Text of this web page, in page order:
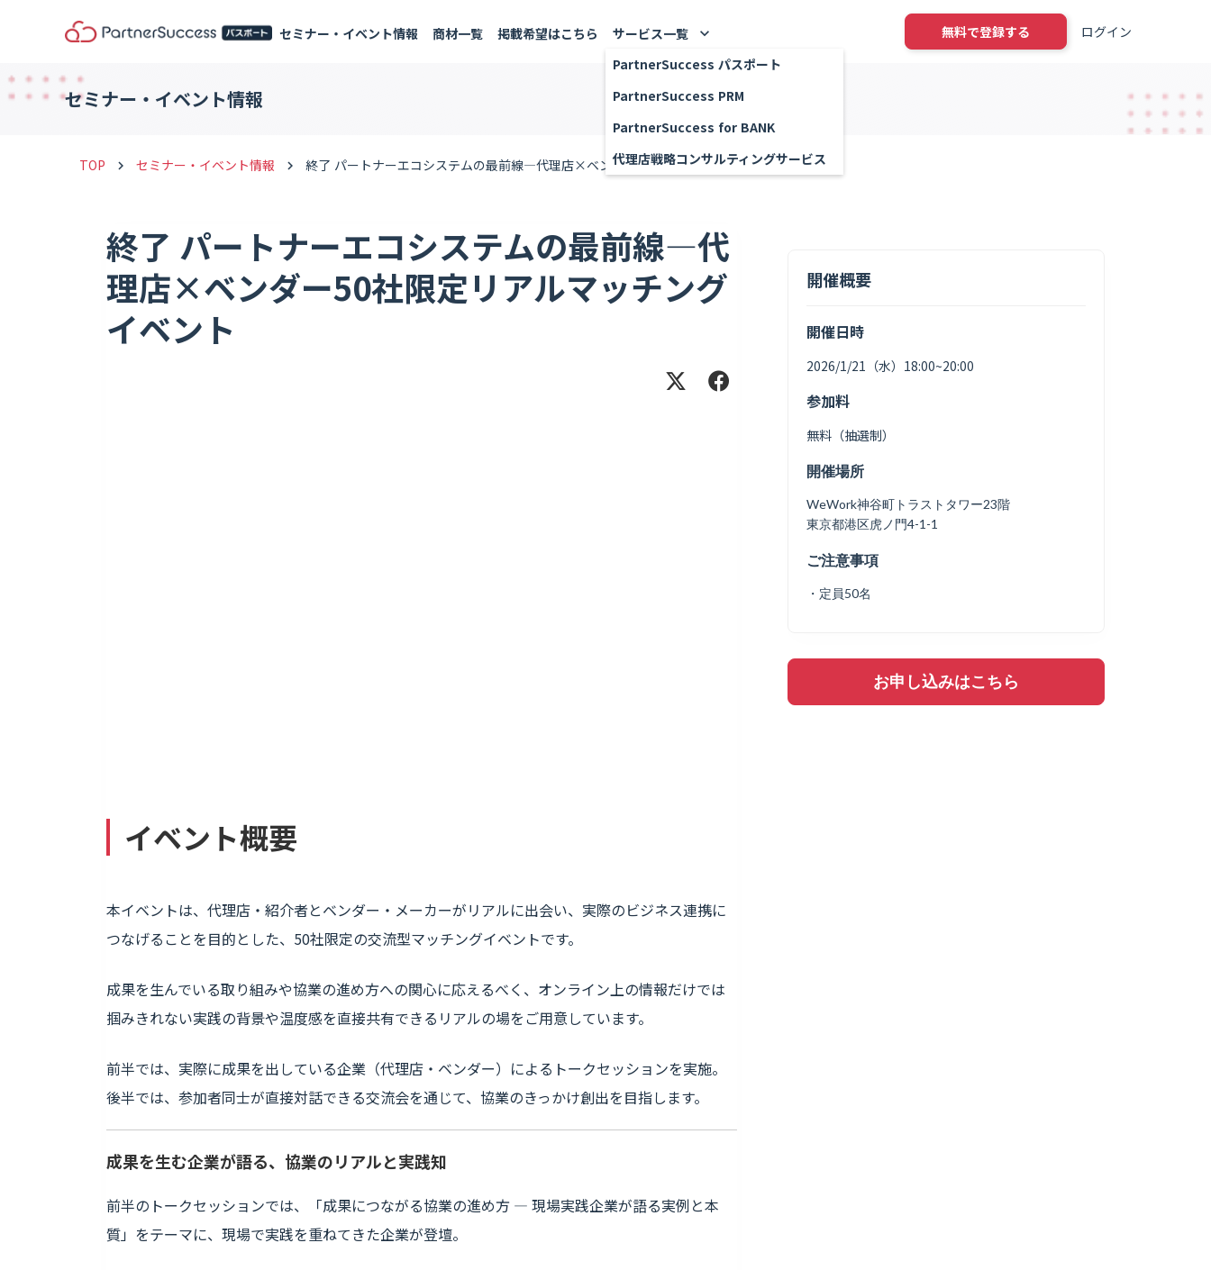
セミナー・イベント情報
TOP keyboard_arrow_right セミナー・イベント情報 keyboard_arrow_right 終了 パートナーエコシステムの最前線—代理店×ベンダー50社限定リアルマッチングイベント
終了 パートナーエコシステムの最前線—代
理店×ベンダー50社限定リアルマッチング
イベント
イベント概要
本イベントは、代理店・紹介者とベンダー・メーカーがリアルに出会い、実際のビジネス連携に
つなげることを目的とした、50社限定の交流型マッチングイベントです。
成果を生んでいる取り組みや協業の進め方への関心に応えるべく、オンライン上の情報だけでは
掴みきれない実践の背景や温度感を直接共有できるリアルの場をご用意しています。
前半では、実際に成果を出している企業（代理店・ベンダー）によるトークセッションを実施。
後半では、参加者同士が直接対話できる交流会を通じて、協業のきっかけ創出を目指します。
成果を生む企業が語る、協業のリアルと実践知
前半のトークセッションでは、「成果につながる協業の進め方 — 現場実践企業が語る実例と本
質」をテーマに、現場で実践を重ねてきた企業が登壇。
開催概要
開催日時
2026/1/21（水）18:00~20:00
参加料
無料（抽選制）
開催場所
WeWork神谷町トラストタワー23階
東京都港区虎ノ門4-1-1
ご注意事項
・定員50名
お申し込みはこちら
セミナー・イベント情報 商材一覧
掲載希望はこちら
PartnerSuccess パスポート
PartnerSuccess PRM
PartnerSuccess for BANK
代理店戦略コンサルティングサービス
サービス一覧 keyboard_arrow_down 無料で登録する ログイン